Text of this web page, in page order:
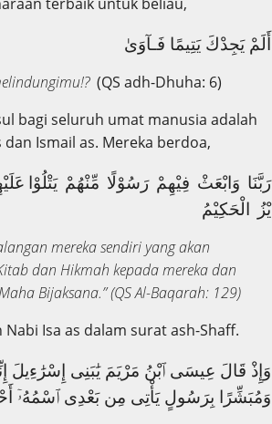
أَلَمْ يَجِدْكَ يَتِيمًا فَـآوَىٰ
(QS adh-Dhuha: 6)
bagi seluruh umat manusia adalah
Ismail as. Mereka berdoa,
رَبَّنَا وَابْعَثْ فِيْهِمْ رَسُوْلًا مِّنْهُمْ يَتْلُوْا
يْزُ الْحَكِيْمُ
mereka sendiri yang akan
dan Hikmah kepada mereka dan
Bijaksana.” (QS Al-Baqarah: 129)
Isa as dalam surat ash-Shaff.
وَإِذْ قَالَ عِيسَى ٱبْنُ مَرْيَمَ يَٰبَنِى إِسْرَٰءِيلَ
وَمُبَشِّرًا بِرَسُولٍ يَأْتِى مِن بَعْدِى ٱسْمُهُۥٓ